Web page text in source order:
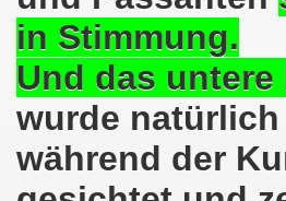
in Stimmung.
Und das untere
wurde natürlich
während der
Bewegung als
solidarisiert sich am
am 10.07.2023 auf
Bewegung Gelsenkirchen sagt